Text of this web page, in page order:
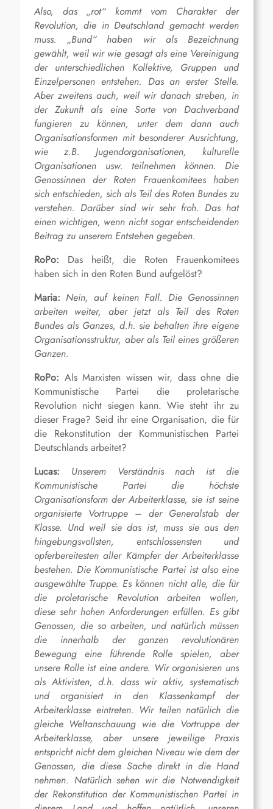
Also, das „rot“ kommt vom Charakter der
Revolution, die in Deutschland gemacht werden
muss. „Bund“ haben wir als Bezeichnung
gewählt, weil wir wie gesagt als eine Vereinigung
der unterschiedlichen Kollektive, Gruppen und
Einzelpersonen entstehen. Das an erster Stelle.
Aber zweitens auch, weil wir danach streben, in
der Zukunft als eine Sorte von Dachverband
fungieren zu können, unter dem dann auch
Organisationsformen mit besonderer Ausrichtung,
wie z.B. Jugendorganisationen, kulturelle
Organisationen usw. teilnehmen können. Die
Genossinnen der Roten Frauenkomitees haben
sich entschieden, sich als Teil des Roten Bundes zu
verstehen. Darüber sind wir sehr froh. Das hat
einen wichtigen, wenn nicht sogar entscheidenden
Beitrag zu unserem Entstehen gegeben.
RoPo: Das heißt, die Roten Frauenkomitees
haben sich in den Roten Bund aufgelöst?
Maria: Nein, auf keinen Fall. Die Genossinnen
arbeiten weiter, aber jetzt als Teil des Roten
Bundes als Ganzes, d.h. sie behalten ihre eigene
Organisationsstruktur, aber als Teil eines größeren
Ganzen.
RoPo: Als Marxisten wissen wir, dass ohne die
Kommunistische Partei die proletarische
Revolution nicht siegen kann. Wie steht ihr zu
dieser Frage? Seid ihr eine Organisation, die für
die Rekonstitution der Kommunistischen Partei
Deutschlands arbeitet?
Lucas: Unserem Verständnis nach ist die
Kommunistische Partei die höchste
Organisationsform der Arbeiterklasse, sie ist seine
organisierte Vortruppe – der Generalstab der
Klasse. Und weil sie das ist, muss sie aus den
hingebungsvollsten, entschlossensten und
opferbereitesten aller Kämpfer der Arbeiterklasse
bestehen. Die Kommunistische Partei ist also eine
ausgewählte Truppe. Es können nicht alle, die für
die proletarische Revolution arbeiten wollen,
diese sehr hohen Anforderungen erfüllen. Es gibt
Genossen, die so arbeiten, und natürlich müssen
die innerhalb der ganzen revolutionären
Bewegung eine führende Rolle spielen, aber
unsere Rolle ist eine andere. Wir organisieren uns
als Aktivisten, d.h. dass wir aktiv, systematisch
und organisiert in den Klassenkampf der
Arbeiterklasse eintreten. Wir teilen natürlich die
gleiche Weltanschauung wie die Vortruppe der
Arbeiterklasse, aber unsere jeweilige Praxis
entspricht nicht dem gleichen Niveau wie dem der
Genossen, die diese Sache direkt in die Hand
nehmen. Natürlich sehen wir die Notwendigkeit
der Rekonstitution der Kommunistischen Partei in